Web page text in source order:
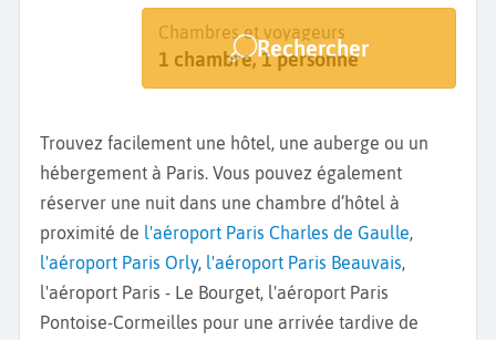
Destination
Paris
Dates
Dates de votre séjour
Chambres et voyageurs
1 chambre, 1 personne
Rechercher
Trouvez facilement une hôtel, une auberge ou un
hébergement à Paris. Vous pouvez également
réserver une nuit dans une chambre d’hôtel à
proximité de l'aéroport Paris Charles de Gaulle,
l'aéroport Paris Orly, l'aéroport Paris Beauvais,
l'aéroport Paris - Le Bourget, l'aéroport Paris
Pontoise-Cormeilles pour une arrivée tardive de